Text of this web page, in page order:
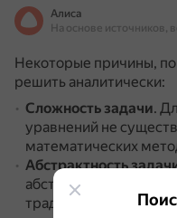
Алиса
Некоторые причины,
решить аналитически:
Сложность задачи.
уравнений не
математических
Абстрактность
абстрактной, чтобы
традиционными